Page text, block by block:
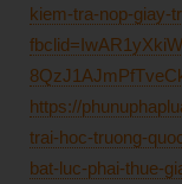
kiem-tra-nop-giay-
https://
trai-hoc-truong-
bat-luc-phai-thue-